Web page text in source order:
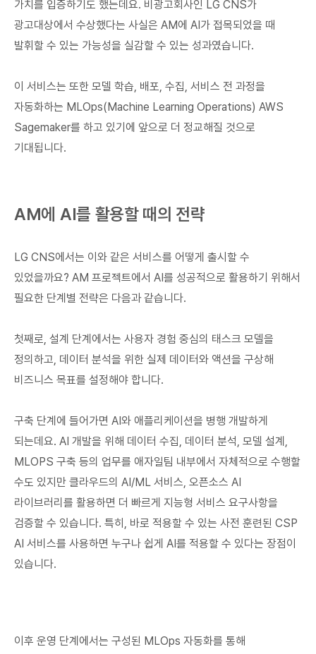
가치를 입증하기도 했는데요. 비광고회사인 LG CNS가
광고대상에서 수상했다는 사실은 AM에 AI가 접목되었을 때
발휘할 수 있는 가능성을 실감할 수 있는 성과였습니다.
이 서비스는 또한 모델 학습, 배포, 수집, 서비스 전 과정을
자동화하는 MLOps(Machine Learning Operations) AWS
Sagemaker를 하고 있기에 앞으로 더 정교해질 것으로
기대됩니다.
AM에 AI를 활용할 때의 전략
LG CNS에서는 이와 같은 서비스를 어떻게 출시할 수
있었을까요? AM 프로젝트에서 AI를 성공적으로 활용하기 위해서
필요한 단계별 전략은 다음과 같습니다.
첫째로, 설계 단계에서는 사용자 경험 중심의 태스크 모델을
정의하고, 데이터 분석을 위한 실제 데이터와 액션을 구상해
비즈니스 목표를 설정해야 합니다.
구축 단계에 들어가면 AI와 애플리케이션을 병행 개발하게
되는데요. AI 개발을 위해 데이터 수집, 데이터 분석, 모델 설계,
MLOPS 구축 등의 업무를 애자일팀 내부에서 자체적으로 수행할
수도 있지만 클라우드의 AI/ML 서비스, 오픈소스 AI
라이브러리를 활용하면 더 빠르게 지능형 서비스 요구사항을
검증할 수 있습니다. 특히, 바로 적용할 수 있는 사전 훈련된 CSP
AI 서비스를 사용하면 누구나 쉽게 AI를 적용할 수 있다는 장점이
있습니다.
이후 운영 단계에서는 구성된 MLOps 자동화를 통해